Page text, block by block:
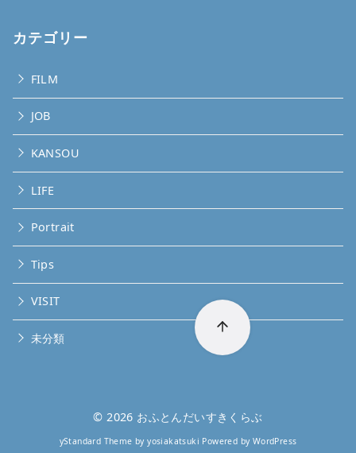
カテゴリー
FILM
JOB
KANSOU
LIFE
Portrait
Tips
VISIT
未分類
© 2026 おふとんだいすきくらぶ
yStandard Theme byyosiakatsuki Powered by WordPress